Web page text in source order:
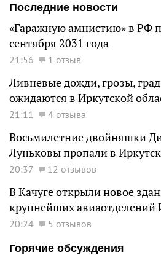
Последние новости
«Гаражную амнистию» в РФ
сентября 2031 года
21:56 1 отзыв
Ливневые дожди, грозы,
ожидаются в Иркутской
21:11 4 отзыва
Восьмилетние двойняшки
Луньковы пропали в
20:37 12 отзывов
В Качуге открыли новое
крупнейших авиаотделений
20:24
5 отзывов
Горячие обсуждения